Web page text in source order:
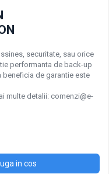
securitate, sau orice
performanta de back-up
beneficia de garantie este
multe detalii: comenzi@e-
in cos